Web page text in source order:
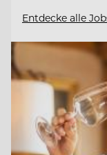
Entdecke alle